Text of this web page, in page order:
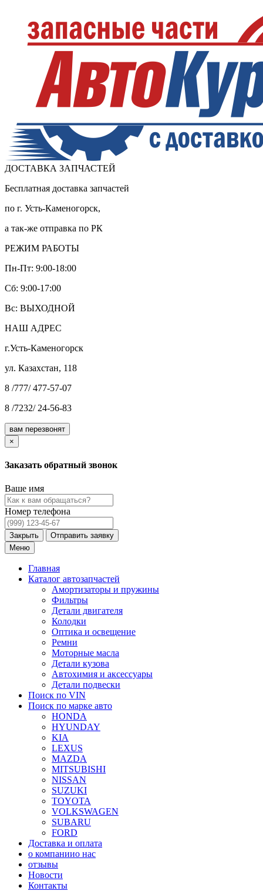
ДОСТАВКА ЗАПЧАСТЕЙ
Бесплатная доставка запчастей
по г. Усть-Каменогорск,
а так-же отправка по РК
РЕЖИМ РАБОТЫ
Пн-Пт: 9:00-18:00
Cб: 9:00-17:00
Вс: ВЫХОДНОЙ
НАШ АДРЕС
г.Усть-Каменогорск
ул. Казахстан, 118
8 /777/ 477-57-07
8 /7232/ 24-56-83
вам перезвонят
×
Заказать обратный звонок
Ваше имя
Номер телефона
Закрыть
Меню
Главная
Каталог автозапчастей
Амортизаторы и пружины
Фильтры
Детали двигателя
Колодки
Оптика и освещение
Ремни
Моторные масла
Детали кузова
Автохимия и аксессуары
Детали подвески
Поиск по VIN
Поиск по марке авто
HONDA
HYUNDAY
KIA
LEXUS
MAZDA
MITSUBISHI
NISSAN
SUZUKI
TOYOTA
VOLKSWAGEN
SUBARU
FORD
Доставка и оплата
о компаниио нас
отзывы
Новости
Контакты